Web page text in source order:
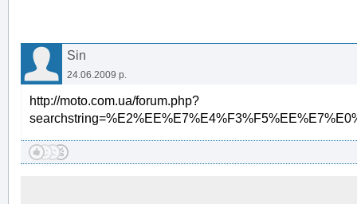
Sin
24.06.2009 р.
http://moto.com.ua/forum.php?